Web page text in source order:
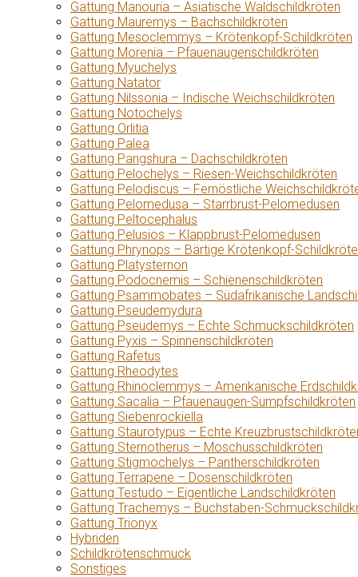
Gattung Manouria – Asiatische Waldschildkröten
Gattung Mauremys – Bachschildkröten
Gattung Mesoclemmys – Krötenkopf-Schildkröten
Gattung Morenia – Pfauenaugenschildkröten
Gattung Myuchelys
Gattung Natator
Gattung Nilssonia – Indische Weichschildkröten
Gattung Notochelys
Gattung Orlitia
Gattung Palea
Gattung Pangshura – Dachschildkröten
Gattung Pelochelys – Riesen-Weichschildkröten
Gattung Pelodiscus – Fernöstliche
Gattung Pelomedusa – Starrbrust-Pelomedusen
Gattung Peltocephalus
Gattung Pelusios – Klappbrust-Pelomedusen
Gattung Phrynops – Bärtige Krötenkopf-
Gattung Platysternon
Gattung Podocnemis – Schienenschildkröten
Gattung Psammobates – Südafrikanische
Gattung Pseudemydura
Gattung Pseudemys – Echte Schmuckschildkröten
Gattung Pyxis – Spinnenschildkröten
Gattung Rafetus
Gattung Rheodytes
Gattung Rhinoclemmys – Amerikanische
Gattung Sacalia – Pfauenaugen-Sumpfschildkröten
Gattung Siebenrockiella
Gattung Staurotypus – Echte
Gattung Sternotherus – Moschusschildkröten
Gattung Stigmochelys – Pantherschildkröten
Gattung Terrapene – Dosenschildkröten
Gattung Testudo – Eigentliche Landschildkröten
Gattung Trachemys – Buchstaben-
Gattung Trionyx
Hybriden
Schildkrötenschmuck
Sonstiges